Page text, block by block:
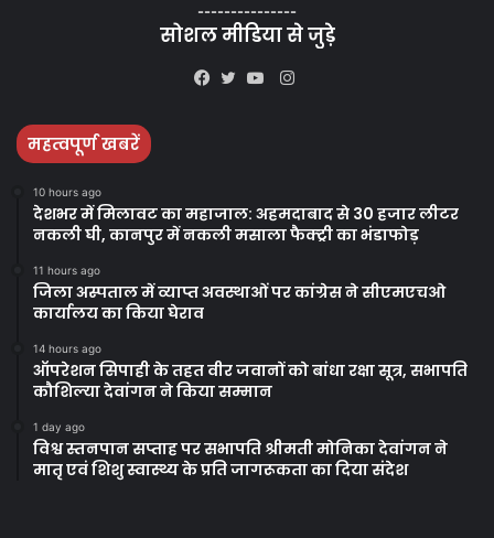
---------------
सोशल मीडिया से जुड़े
Instagram
महत्वपूर्ण खबरें
10 hours ago
देशभर में मिलावट का महाजाल: अहमदाबाद से 30 हजार लीटर
नकली घी, कानपुर में नकली मसाला फैक्ट्री का भंडाफोड़
11 hours ago
जिला अस्पताल में व्याप्त अवस्थाओं पर कांग्रेस ने सीएमएचओ
कार्यालय का किया घेराव
14 hours ago
ऑपरेशन सिपाही के तहत वीर जवानों को बांधा रक्षा सूत्र, सभापति
कौशिल्या देवांगन ने किया सम्मान
1 day ago
विश्व स्तनपान सप्ताह पर सभापति श्रीमती मोनिका देवांगन ने
मातृ एवं शिशु स्वास्थ्य के प्रति जागरूकता का दिया संदेश